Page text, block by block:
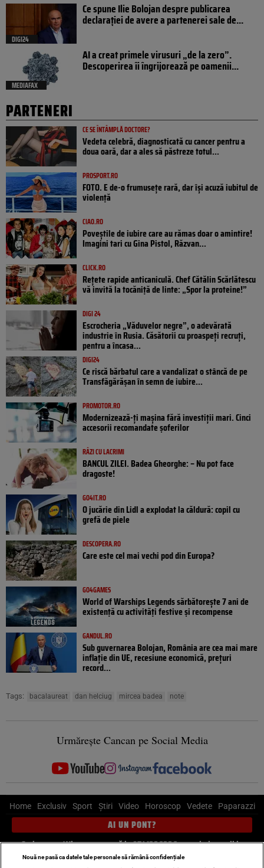
DIGI24
Ce spune Ilie Bolojan despre publicarea
declarației de avere a partenerei sale de...
MEDIAFAX
AI a creat primele virusuri „de la zero”.
Descoperirea îi îngrijorează pe oamenii...
PARTENERI
CE SE ÎNTÂMPLĂ DOCTORE?
Vedeta celebră, diagnosticată cu cancer pentru a
doua oară, dar a ales să păstreze totul...
PROSPORT.RO
FOTO. E de-o frumusețe rară, dar își acuză iubitul de
violență
CIAO.RO
Poveştile de iubire care au rămas doar o amintire!
Imagini tari cu Gina Pistol, Răzvan...
CLICK.RO
Rețete rapide anticaniculă. Chef Cătălin Scărlătescu
vă invită la tocăniță de linte: „Spor la proteine!”
DIGI 24
Escrocheria „Văduvelor negre”, o adevărată
industrie în Rusia. Căsătorii cu proaspeți recruți,
pentru a încasa...
DIGI24
Ce riscă bărbatul care a vandalizat o stâncă de pe
Transfăgărășan în semn de iubire...
PROMOTOR.RO
Modernizează-ți mașina fără investiții mari. Cinci
accesorii recomandate șoferilor
RÂZI CU LACRIMI
BANCUL ZILEI. Badea Gheorghe: – Nu pot face
dragoste!
GO4IT.RO
O jucărie din Lidl a explodat la căldură: copil cu
grefă de piele
DESCOPERA.RO
Care este cel mai vechi pod din Europa?
GO4GAMES
World of Warships Legends sărbătorește 7 ani de
existență cu activități festive și recompense
GANDUL.RO
Sub guvernarea Bolojan, România are cea mai mare
inflație din UE, recesiune economică, prețuri
record...
Tags: bacalaureat dan helciug mircea badea note
Urmărește Cancan pe Social Media
Home Exclusiv Sport Știri Video Horoscop Vedete Paparazzi
AI UN PONT?
Scrie-ne pe Whatsapp, sună la 0741226226 sau trimite mail la
pont@cancan.ro
Nouă ne pasă ca datele tale personale să rămână confidențiale